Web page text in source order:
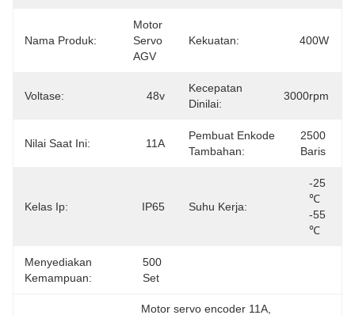
Nama Produk:
Motor
Servo
AGV
Kekuatan: 400W
Voltase: 48v
Kecepatan
Dinilai:
3000rpm
Nilai Saat Ini: 11A
Pembuat Enkode
Tambahan:
2500
Baris
Kelas Ip: IP65 Suhu Kerja:
-25
℃
-55
℃
Menyediakan
Kemampuan:
500
Set
Motor servo encoder 11A